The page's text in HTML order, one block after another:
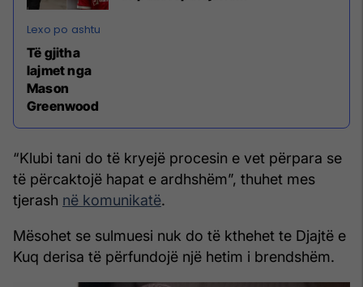
Të gjitha
lajmet nga
Mason
Greenwood
“Klubi tani do të kryejë procesin e vet përpara se
të përcaktojë hapat e ardhshëm”, thuhet mes
tjerash në komunikatë.
Mësohet se sulmuesi nuk do të kthehet te Djajtë e
Kuq derisa të përfundojë një hetim i brendshëm.